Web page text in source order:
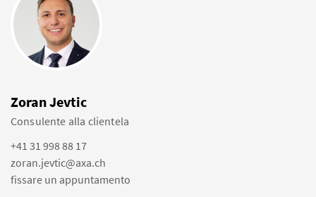
Zoran Jevtic
Consulente alla clientela
+41 31 998 88 17
zoran.jevtic@axa.ch
fissare un appuntamento